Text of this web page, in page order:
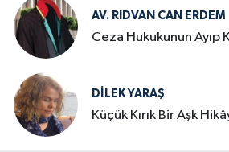
AV. RIDVAN CAN ERDEM
Ceza Hukukunun Ayıp
DILEK YARAŞ
Küçük Kırık Bir Aşk